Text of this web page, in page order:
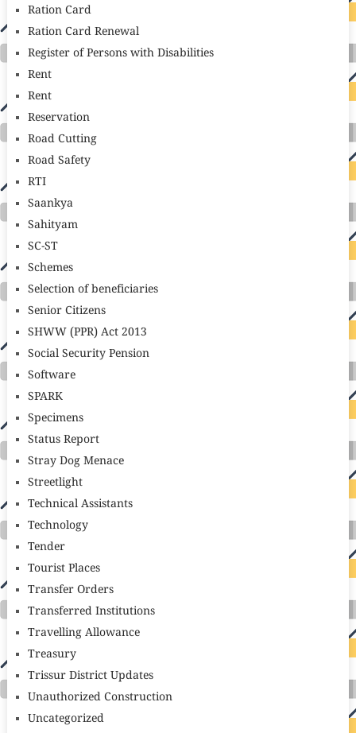
Ration Card
Ration Card Renewal
Register of Persons with Disabilities
Rent
Rent
Reservation
Road Cutting
Road Safety
RTI
Saankya
Sahityam
SC-ST
Schemes
Selection of beneficiaries
Senior Citizens
SHWW (PPR) Act 2013
Social Security Pension
Software
SPARK
Specimens
Status Report
Stray Dog Menace
Streetlight
Technical Assistants
Technology
Tender
Tourist Places
Transfer Orders
Transferred Institutions
Travelling Allowance
Treasury
Trissur District Updates
Unauthorized Construction
Uncategorized